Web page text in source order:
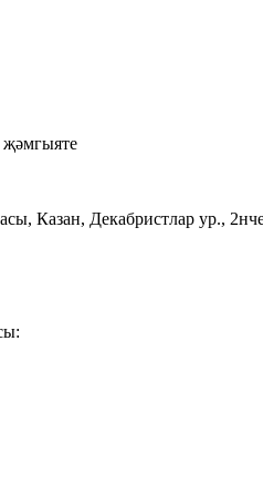
Казан, Декабристлар ур.,